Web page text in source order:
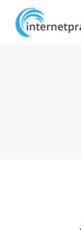
content